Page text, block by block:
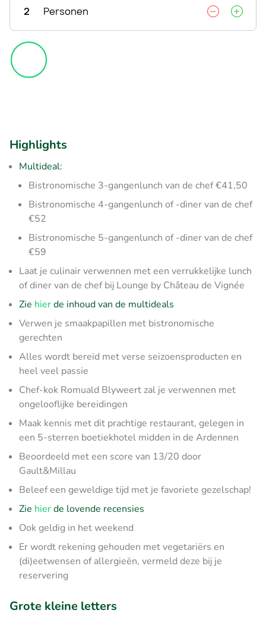
2 Personen
Highlights
Multideal:
Bistronomische 3-gangenlunch van de chef €41,50
Bistronomische 4-gangenlunch of -diner van de chef
€52
Bistronomische 5-gangenlunch of -diner van de chef
€59
Laat je culinair verwennen met een verrukkelijke lunch
of diner van de chef bij Lounge by Château de Vignée
Zie hierde inhoud van de multideals
Verwen je smaakpapillen met bistronomische
gerechten
Alles wordt bereid met verse seizoensproducten en
heel veel passie
Chef-kok Romuald Blyweert zal je verwennen met
ongelooflijke bereidingen
Maak kennis met dit prachtige restaurant, gelegen in
een 5-sterren boetiekhotel midden in de Ardennen
Beoordeeld met een score van 13/20 door
Gault&Millau
Beleef een geweldige tijd met je favoriete gezelschap!
Zie hierde lovende recensies
Ook geldig in het weekend
Er wordt rekening gehouden met vegetariërs en
(di)eetwensen of allergieën, vermeld deze bij je
reservering
Grote kleine letters